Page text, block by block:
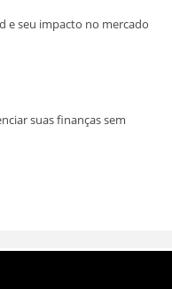
e seu impacto no mercado
suas finanças sem